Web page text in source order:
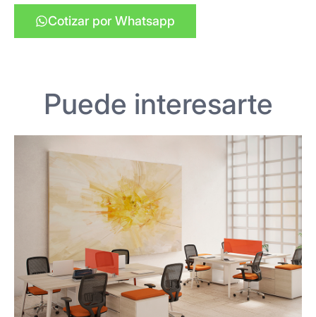
Cotizar por Whatsapp
Puede interesarte